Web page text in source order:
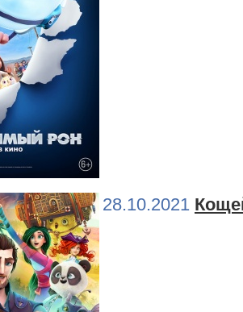
28.10.2021